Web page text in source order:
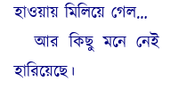
হাওয়ায় মিলিয়ে গেল…
আর কিছু মনে নেই
হারিয়েছে।